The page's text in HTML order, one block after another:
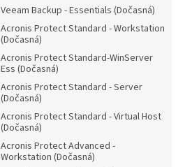
Veeam Backup - Essentials (Dočasná)
Acronis Protect Standard - Workstation
(Dočasná)
Acronis Protect Standard-WinServer
Ess (Dočasná)
Acronis Protect Standard - Server
(Dočasná)
Acronis Protect Standard - Virtual Host
(Dočasná)
Acronis Protect Advanced -
Workstation (Dočasná)